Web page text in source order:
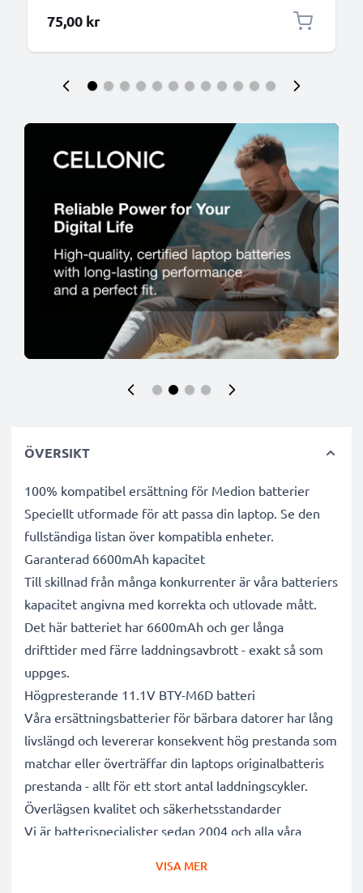
75,00 kr
ÖVERSIKT
100% kompatibel ersättning för Medion batterier
Speciellt utformade för att passa din laptop. Se den
fullständiga listan över kompatibla enheter.
Garanterad 6600mAh kapacitet
Till skillnad från många konkurrenter är våra batteriers
kapacitet angivna med korrekta och utlovade mått.
Det här batteriet har 6600mAh och ger långa
drifttider med färre laddningsavbrott - exakt så som
uppges.
Högpresterande 11.1V BTY-M6D batteri
Våra ersättningsbatterier för bärbara datorer har lång
livslängd och levererar konsekvent hög prestanda som
matchar eller överträffar din laptops originalbatteris
prestanda - allt för ett stort antal laddningscykler.
Överlägsen kvalitet och säkerhetsstandarder
Vi är batterispecialister sedan 2004 och alla våra
VISA MER